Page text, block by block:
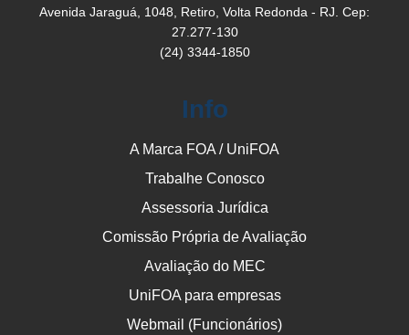
Avenida Jaraguá, 1048, Retiro, Volta Redonda - RJ. Cep:
27.277-130
(24) 3344-1850
Info
A Marca FOA / UniFOA
Trabalhe Conosco
Assessoria Jurídica
Comissão Própria de Avaliação
Avaliação do MEC
UniFOA para empresas
Webmail (Funcionários)